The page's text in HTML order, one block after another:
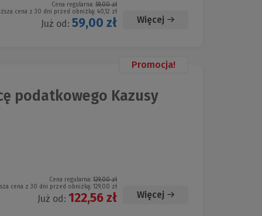
Cena regularna: 59,00 zł
cena z 30 dni przed obniżką: 40,12 zł
Już od: 59,00 zł Więcej
Promocja!
podatkowego Kazusy
Cena regularna: 129,00 zł
cena z 30 dni przed obniżką: 129,00 zł
Już od: 122,56 zł Więcej